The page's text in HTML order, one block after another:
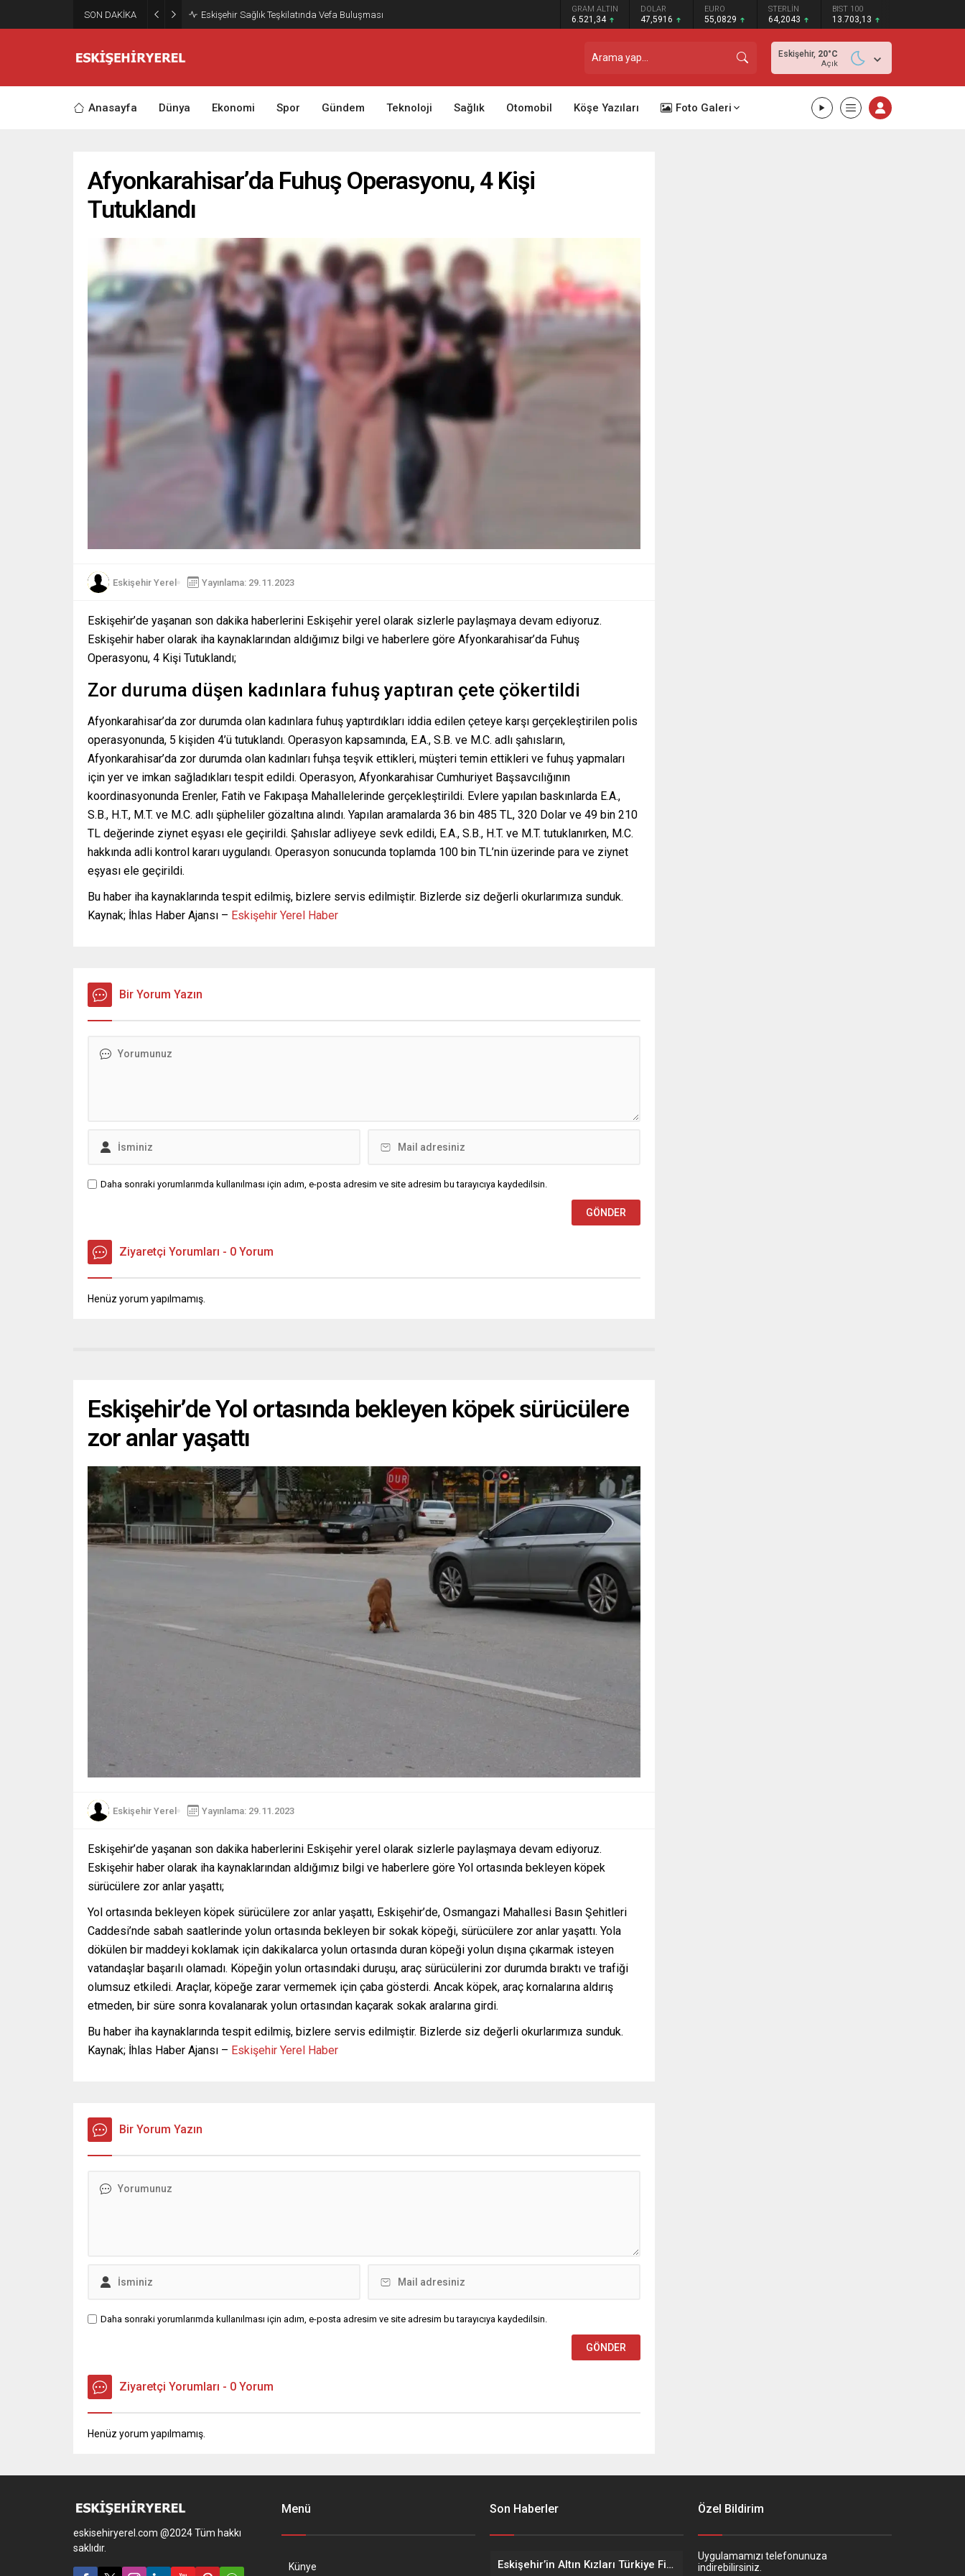
SON DAKİKA Eskişehir Sağlık Teşkilatında Vefa Buluşması GRAM ALTIN
6.521,34
DOLAR
47,5916
EURO
55,0829
STERLİN
64,2043
BIST 100
13.703,13
Eskişehir, 20°C
Açık
Anasayfa Dünya Ekonomi Spor Gündem Teknoloji Sağlık Otomobil Köşe Yazıları Foto Galeri
Afyonkarahisar’da Fuhuş Operasyonu, 4 Kişi
Tutuklandı
Eskişehir Yerel Yayınlama: 29.11.2023
Eskişehir’de yaşanan son dakika haberlerini Eskişehir yerel olarak sizlerle paylaşmaya devam ediyoruz.
Eskişehir haber olarak iha kaynaklarından aldığımız bilgi ve haberlere göre Afyonkarahisar’da Fuhuş
Operasyonu, 4 Kişi Tutuklandı;
Zor duruma düşen kadınlara fuhuş yaptıran çete çökertildi
Afyonkarahisar’da zor durumda olan kadınlara fuhuş yaptırdıkları iddia edilen çeteye karşı gerçekleştirilen polis
operasyonunda, 5 kişiden 4’ü tutuklandı. Operasyon kapsamında, E.A., S.B. ve M.C. adlı şahısların,
Afyonkarahisar’da zor durumda olan kadınları fuhşa teşvik ettikleri, müşteri temin ettikleri ve fuhuş yapmaları
için yer ve imkan sağladıkları tespit edildi. Operasyon, Afyonkarahisar Cumhuriyet Başsavcılığının
koordinasyonunda Erenler, Fatih ve Fakıpaşa Mahallelerinde gerçekleştirildi. Evlere yapılan baskınlarda E.A.,
S.B., H.T., M.T. ve M.C. adlı şüpheliler gözaltına alındı. Yapılan aramalarda 36 bin 485 TL, 320 Dolar ve 49 bin 210
TL değerinde ziynet eşyası ele geçirildi. Şahıslar adliyeye sevk edildi, E.A., S.B., H.T. ve M.T. tutuklanırken, M.C.
hakkında adli kontrol kararı uygulandı. Operasyon sonucunda toplamda 100 bin TL’nin üzerinde para ve ziynet
eşyası ele geçirildi.
Bu haber iha kaynaklarında tespit edilmiş, bizlere servis edilmiştir. Bizlerde siz değerli okurlarımıza sunduk.
Kaynak; İhlas Haber Ajansı – Eskişehir Yerel Haber
Bir Yorum Yazın
Daha sonraki yorumlarımda kullanılması için adım, e-posta adresim ve site adresim bu tarayıcıya kaydedilsin.
Ziyaretçi Yorumları - 0 Yorum
Henüz yorum yapılmamış.
Eskişehir’de Yol ortasında bekleyen köpek sürücülere
zor anlar yaşattı
Eskişehir Yerel Yayınlama: 29.11.2023
Eskişehir’de yaşanan son dakika haberlerini Eskişehir yerel olarak sizlerle paylaşmaya devam ediyoruz.
Eskişehir haber olarak iha kaynaklarından aldığımız bilgi ve haberlere göre Yol ortasında bekleyen köpek
sürücülere zor anlar yaşattı;
Yol ortasında bekleyen köpek sürücülere zor anlar yaşattı, Eskişehir’de, Osmangazi Mahallesi Basın Şehitleri
Caddesi’nde sabah saatlerinde yolun ortasında bekleyen bir sokak köpeği, sürücülere zor anlar yaşattı. Yola
dökülen bir maddeyi koklamak için dakikalarca yolun ortasında duran köpeği yolun dışına çıkarmak isteyen
vatandaşlar başarılı olamadı. Köpeğin yolun ortasındaki duruşu, araç sürücülerini zor durumda bıraktı ve trafiği
olumsuz etkiledi. Araçlar, köpeğe zarar vermemek için çaba gösterdi. Ancak köpek, araç kornalarına aldırış
etmeden, bir süre sonra kovalanarak yolun ortasından kaçarak sokak aralarına girdi.
Bu haber iha kaynaklarında tespit edilmiş, bizlere servis edilmiştir. Bizlerde siz değerli okurlarımıza sunduk.
Kaynak; İhlas Haber Ajansı – Eskişehir Yerel Haber
Bir Yorum Yazın
Daha sonraki yorumlarımda kullanılması için adım, e-posta adresim ve site adresim bu tarayıcıya kaydedilsin.
Ziyaretçi Yorumları - 0 Yorum
Henüz yorum yapılmamış.
eskisehiryerel.com @2024 Tüm hakkı
saklıdır.
Menü
Künye
Son Haberler
Eskişehir’in Altın Kızları Türkiye Finalleri Yolunda!
Özel Bildirim
Uygulamamızı telefonunuza
indirebilirsiniz.